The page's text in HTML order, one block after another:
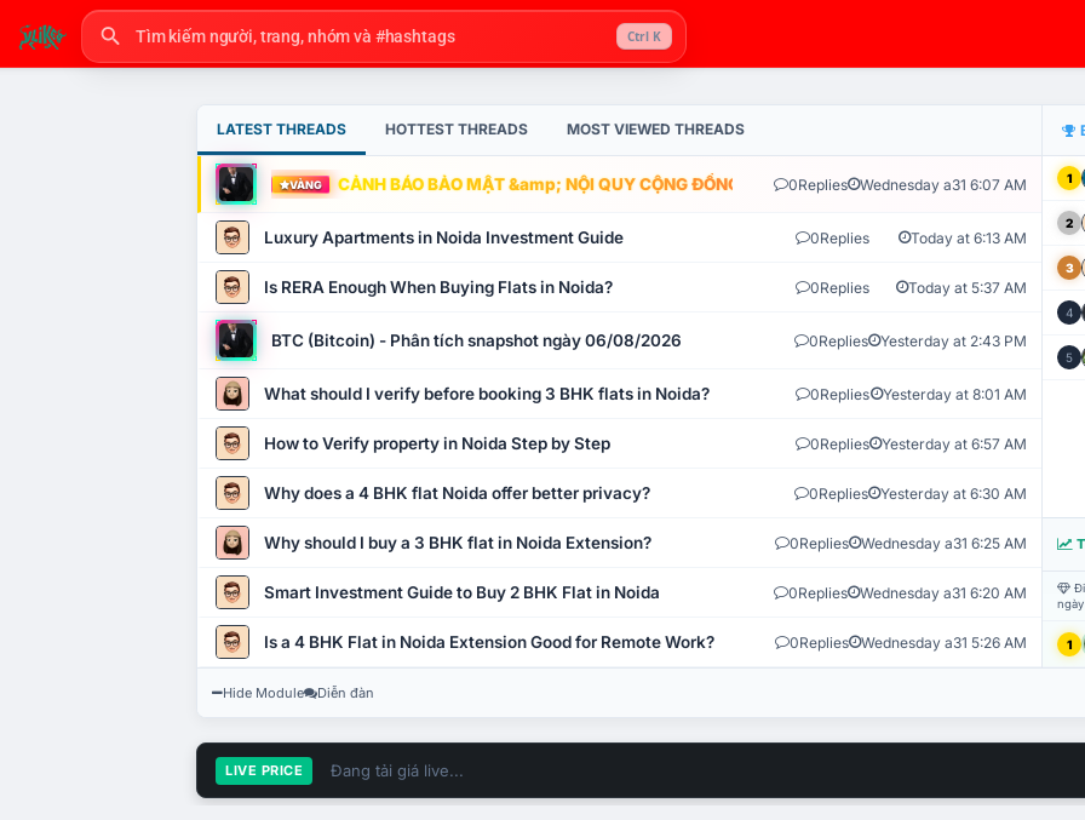
Ctrl K
LATEST THREADS HOTTEST THREADS MOST VIEWED THREADS
VÀNG CẢNH BÁO BẢO MẬT &amp; NỘI QUY CỘNG ĐỒNG VLIKE.VN: HỆ THỐNG GIÁM SÁT TỰ
0Replies Wednesday a31 6:07 AM
Luxury Apartments in Noida Investment Guide 0Replies Today at 6:13 AM
Is RERA Enough When Buying Flats in Noida? 0Replies Today at 5:37 AM
BTC (Bitcoin) - Phân tích snapshot ngày 06/08/2026 0Replies Yesterday at 2:43 PM
What should I verify before booking 3 BHK flats in Noida? 0Replies Yesterday at 8:01 AM
How to Verify property in Noida Step by Step 0Replies Yesterday at 6:57 AM
Why does a 4 BHK flat Noida offer better privacy? 0Replies Yesterday at 6:30 AM
Why should I buy a 3 BHK flat in Noida Extension? 0Replies Wednesday a31 6:25 AM
Smart Investment Guide to Buy 2 BHK Flat in Noida 0Replies Wednesday a31 6:20 AM
Is a 4 BHK Flat in Noida Extension Good for Remote Work? 0Replies Wednesday a31 5:26 AM
1
2
3
4
5
1
Hide Module Diễn đàn
LIVE PRICE Đang tải giá live...